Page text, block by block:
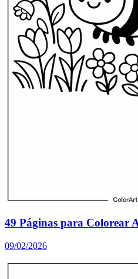
49 Páginas para Colorear
09/02/2026